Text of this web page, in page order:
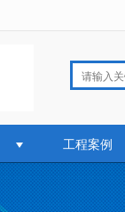
工程案例